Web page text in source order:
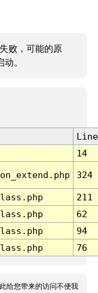
败，可能的原
。
Line
14
324
211
62
94
76
给您带来的访问不便我